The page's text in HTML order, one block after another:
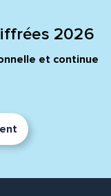
2026
et continue